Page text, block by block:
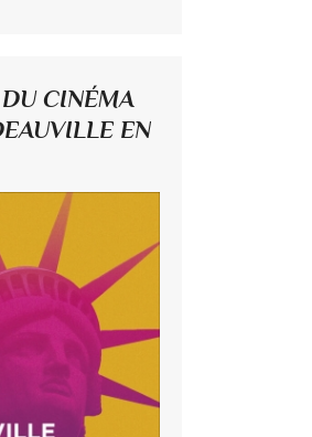
CINÉMA
EN